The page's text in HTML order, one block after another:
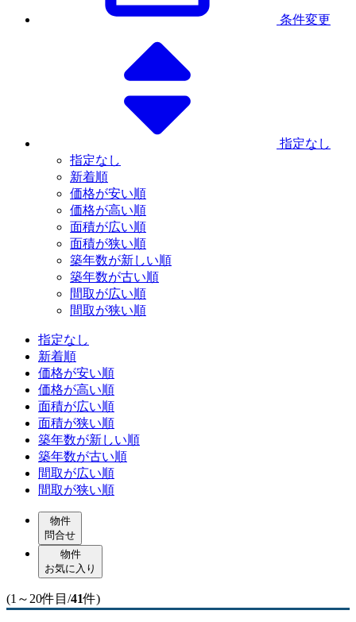
条件変更
指定なし
指定なし
新着順
価格が安い順
価格が高い順
面積が広い順
面積が狭い順
築年数が新しい順
築年数が古い順
間取が広い順
間取が狭い順
指定なし
新着順
価格が安い順
価格が高い順
面積が広い順
面積が狭い順
築年数が新しい順
築年数が古い順
間取が広い順
間取が狭い順
物件
問合せ
物件
お気に入り
(1～20件目/41件)